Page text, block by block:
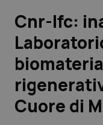
Scienza e
Studi e Analisi
Lettere al
Cnr-Ifc:
Cuore di